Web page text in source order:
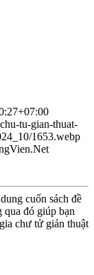
tu-gian-thuat-
1653.webp
cuốn sách đề
qua đó giúp bạn
chư tử giản thuật